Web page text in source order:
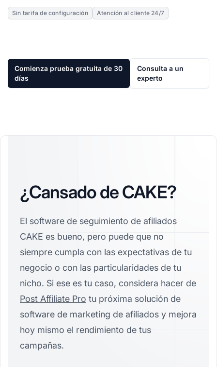
Sin tarifa de configuración Atención al cliente 24/7
Comienza prueba gratuita de 30
días
Consulta a un
experto
¿Cansado de CAKE?
El software de seguimiento de afiliados
CAKE es bueno, pero puede que no
siempre cumpla con las expectativas de tu
negocio o con las particularidades de tu
nicho. Si ese es tu caso, considera hacer de
Post Affiliate Pro tu próxima solución de
software de marketing de afiliados y mejora
hoy mismo el rendimiento de tus
campañas.